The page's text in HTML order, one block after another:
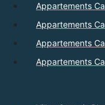
Appartements
Appartements
Appartements
Appartements